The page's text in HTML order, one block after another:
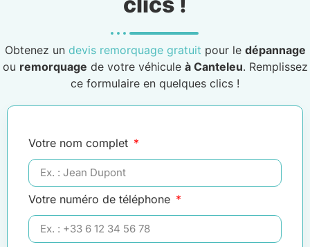
Obtenez un devis remorquage gratuit pour le dépannage
ou remorquage de votre véhicule à Canteleu. Remplissez
ce formulaire en quelques clics !
Votre nom complet
Votre numéro de téléphone